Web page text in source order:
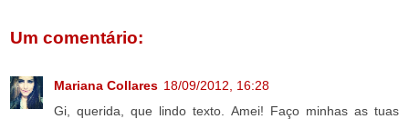
Um comentário:
Mariana Collares 18/09/2012, 16:28
Gi, querida, que lindo texto. Amei! Faço minhas as tuas